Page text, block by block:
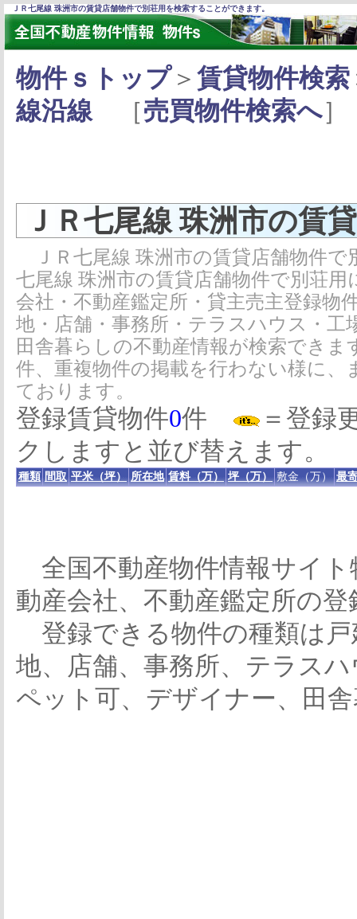
ＪＲ七尾線 珠洲市の賃貸店舗物件で別荘用を検索することができます。
物件ｓトップ＞ 賃貸物件検索
線沿線［売買物件検索へ］
ＪＲ七尾線 珠洲市の賃
ＪＲ七尾線 珠洲市の賃貸店舗物件
七尾線 珠洲市の賃貸店舗物件で別荘
会社・不動産鑑定所・貸主売主登録物
地・店舗・事務所・テラスハウス・
田舎暮らしの不動産情報が検索でき
件、重複物件の掲載を行わない様に
ております。
登録賃貸物件0件
＝登録
クしますと並び替えます。
種類 間取 平米（坪） 所在地 賃料（万） 坪（万） 敷金（万） 最
全国不動産物件情報サイト
動産会社、不動産鑑定所の
登録できる物件の種類は
地、店舗、事務所、テラス
ペット可、デザイナー、田